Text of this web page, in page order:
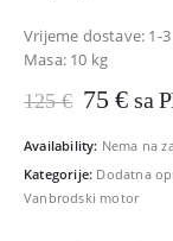
Vrijeme dostave: 1-
Masa: 10 kg
125€ Izvorna
bila
je:
125 €.
75€
je:
75
sa
Availability: Nema na
Kategorije: Dodatna
Vanbrodski motor